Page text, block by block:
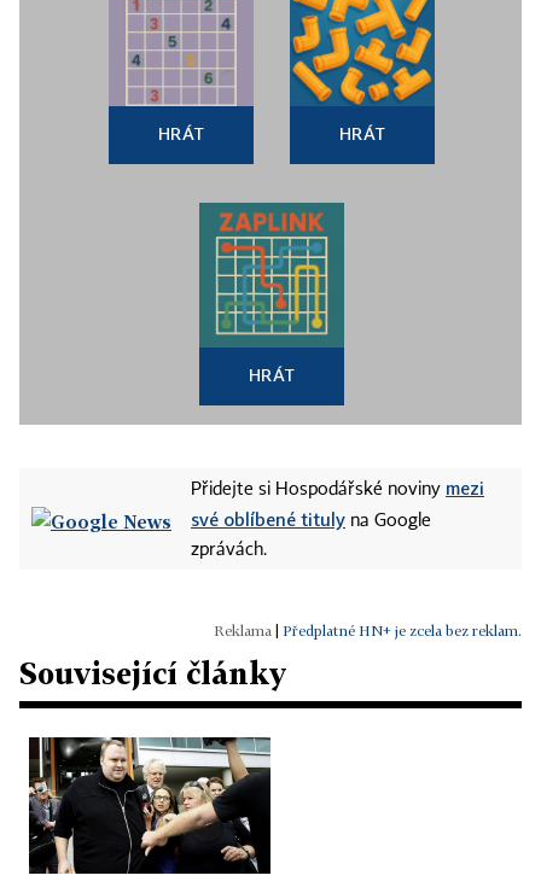
HRÁT HRÁT
HRÁT
Přidejte si Hospodářské noviny mezi
své oblíbené tituly na Google
zprávách.
Předplatné HN+ je zcela bez reklam.
Související články